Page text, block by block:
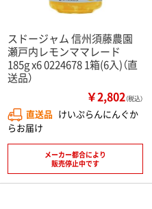
スドージャム 信州須藤農園
瀬戸内レモンママレード
185g x6 0224678 1箱(6入)（直
送品）
￥2,802（税込）
直送品 けいぷらんにんぐか
らお届け
メーカー都合により
販売停止中です